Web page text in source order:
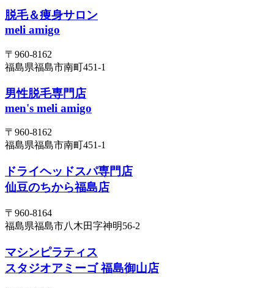
脱毛＆痩身サロン
meli amigo
〒960-8162
福島県福島市南町451-1
男性脱毛専門店
men's meli amigo
〒960-8162
福島県福島市南町451-1
ドライヘッドスパ専門店
仙豆のちから福島店
〒960-8164
福島県福島市八木田字神明56-2
マシンピラティス
スタジオアミーゴ 福島御山店